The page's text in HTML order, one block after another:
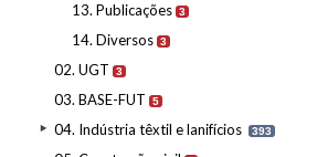
13. Publicações 3
14. Diversos 3
02. UGT 3
03. BASE-FUT 5
04. Indústria têxtil e lanifícios 393